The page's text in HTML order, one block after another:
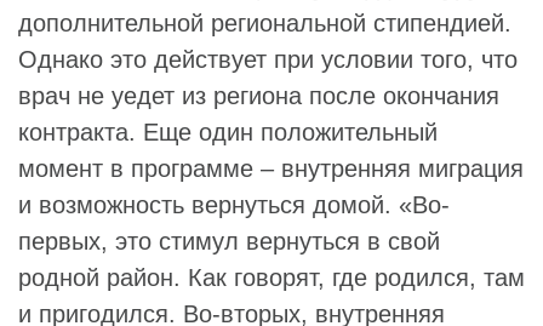
дополнительной региональной стипендией.
Однако это действует при условии того, что
врач не уедет из региона после окончания
контракта. Еще один положительный
момент в программе – внутренняя миграция
и возможность вернуться домой. «Во-
первых, это стимул вернуться в свой
родной район. Как говорят, где родился, там
и пригодился. Во-вторых, внутренняя